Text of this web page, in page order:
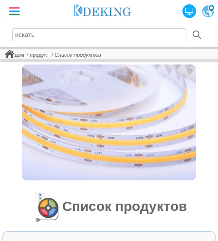
дом продукт Список продуктов
Список продуктов